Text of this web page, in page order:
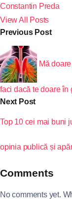
Constantin Preda
View All Posts
Previous Post
Mă
faci dacă te doare în
Next Post
Top 10 cei mai buni
opinia publică și
Comments
No comments yet.